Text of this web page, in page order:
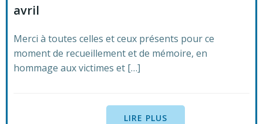
avril
Merci à toutes celles et ceux présents pour ce
moment de recueillement et de mémoire, en
hommage aux victimes et […]
LIRE PLUS